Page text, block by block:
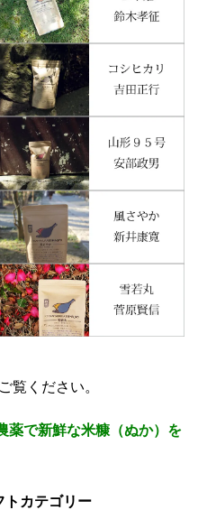
覧ください。
薬で新鮮な米糠（ぬか）を
トカテゴリー